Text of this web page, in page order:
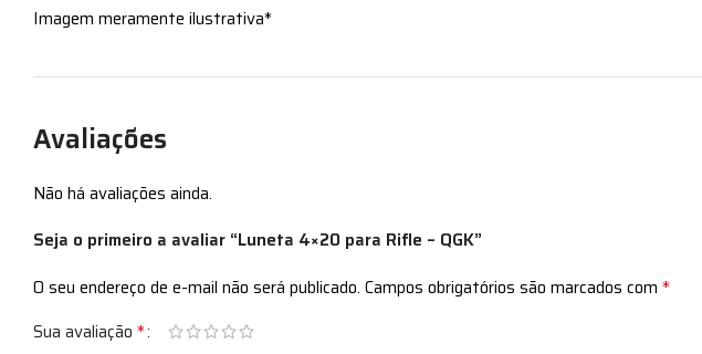
Imagem meramente ilustrativa*
Avaliações
Não há avaliações ainda.
Seja o primeiro a avaliar “Luneta 4×20 para Rifle – QGK”
O seu endereço de e-mail não será publicado. Campos obrigatórios são marcados com *
Sua avaliação *